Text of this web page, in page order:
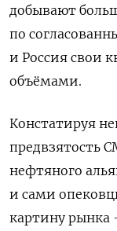
добывают
по
и Россия свои
объёмами.
Констатируя
предвзятость
нефтяного
и сами
картину рынка